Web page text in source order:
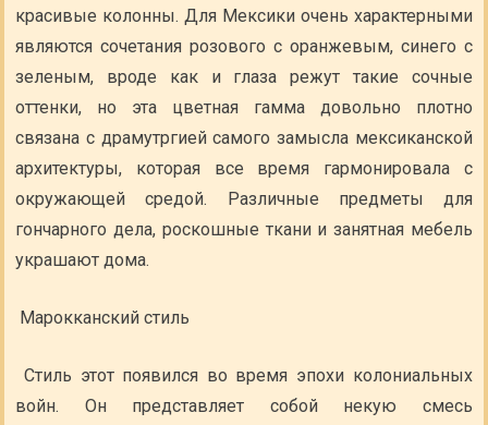
красивые колонны. Для Мексики очень характерными
являются сочетания розового с оранжевым, синего с
зеленым, вроде как и глаза режут такие сочные
оттенки, но эта цветная гамма довольно плотно
связана с драмутргией самого замысла мексиканской
архитектуры, которая все время гармонировала с
окружающей средой. Различные предметы для
гончарного дела, роскошные ткани и занятная мебель
украшают дома.
Марокканский стиль
Стиль этот появился во время эпохи колониальных
войн. Он представляет собой некую смесь